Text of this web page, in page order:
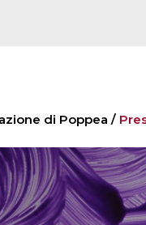
di Poppea /